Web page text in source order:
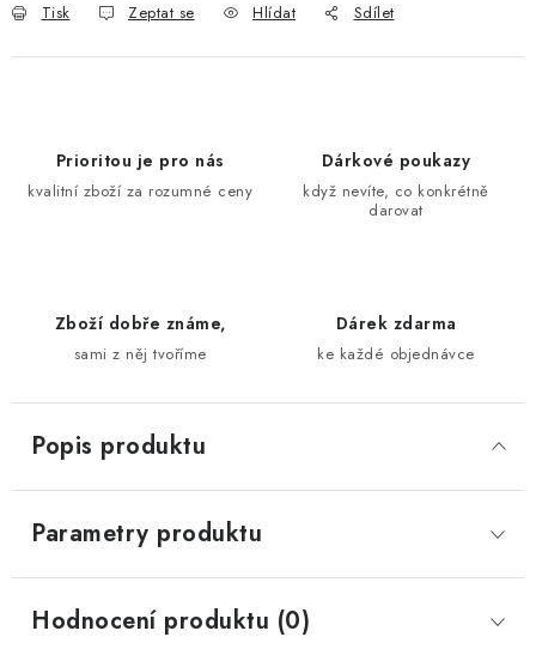
Tisk Zeptat se Hlídat Sdílet
Prioritou je pro nás
kvalitní zboží za rozumné ceny
Dárkové poukazy
když nevíte, co konkrétně
darovat
Zboží dobře známe,
sami z něj tvoříme
Dárek zdarma
ke každé objednávce
Popis produktu
Parametry produktu
Hodnocení produktu (0)